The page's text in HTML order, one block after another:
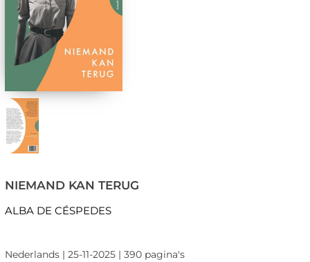
NIEMAND KAN TERUG
ALBA DE CÉSPEDES
Nederlands | 25-11-2025 | 390 pagina's